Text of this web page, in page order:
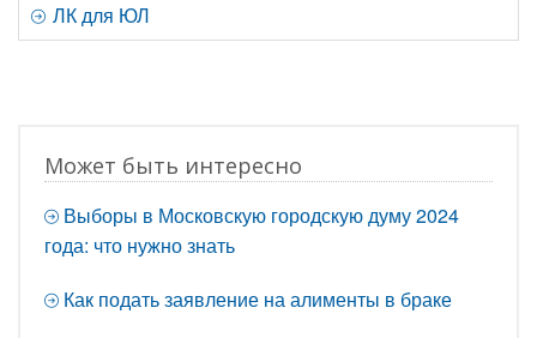
ЛК для ЮЛ
Может быть интересно
Выборы в Московскую городскую думу 2024
года: что нужно знать
Как подать заявление на алименты в браке